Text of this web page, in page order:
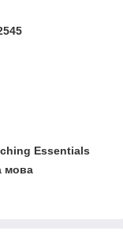
Essentials
мова